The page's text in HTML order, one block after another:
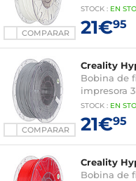
COMPARAR
STOCK : EN
21€95
COMPARAR
Creality
Bobina de
impresora
STOCK : EN
21€95
Creality
Bobina de